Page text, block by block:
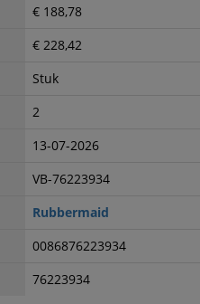
€ 188,78
€ 228,42
Stuk
2
13-07-2026
VB-76223934
Rubbermaid
0086876223934
76223934